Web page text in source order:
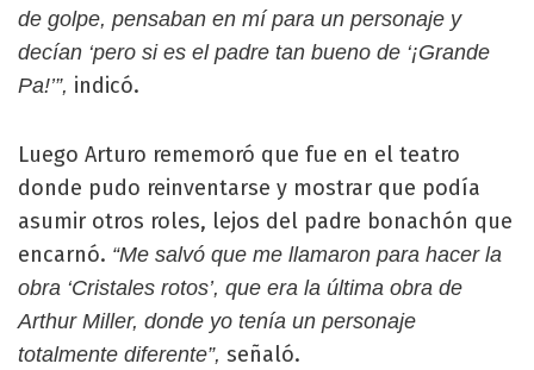
de golpe, pensaban en mí para un personaje y
decían ‘pero si es el padre tan bueno de ‘¡Grande
Pa!’”, indicó.
Luego Arturo rememoró que fue en el teatro
donde pudo reinventarse y mostrar que podía
asumir otros roles, lejos del padre bonachón que
encarnó. “Me salvó que me llamaron para hacer la
obra ‘Cristales rotos’, que era la última obra de
Arthur Miller, donde yo tenía un personaje
totalmente diferente”, señaló.